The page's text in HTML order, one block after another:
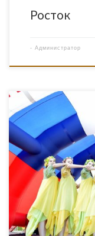
Росток
- Администратор